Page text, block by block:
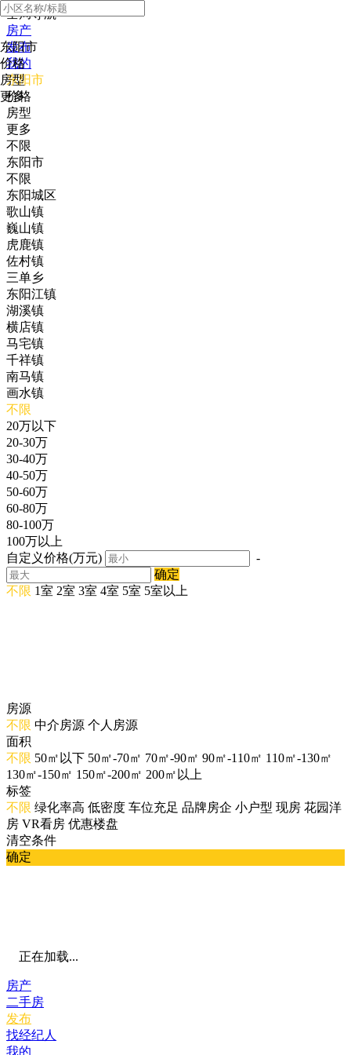
全局导航
房产
发布
我的
东阳市
价格
房型
更多
东阳市
价格
房型
更多
不限
东阳市
不限
东阳城区
歌山镇
巍山镇
虎鹿镇
佐村镇
三单乡
东阳江镇
湖溪镇
横店镇
马宅镇
千祥镇
南马镇
画水镇
不限
20万以下
20-30万
30-40万
40-50万
50-60万
60-80万
80-100万
100万以上
自定义价格(万元)
-
确定
不限 1室 2室 3室 4室 5室 5室以上
房源
不限 中介房源 个人房源
面积
不限 50㎡以下 50㎡-70㎡ 70㎡-90㎡ 90㎡-110㎡ 110㎡-130㎡
130㎡-150㎡ 150㎡-200㎡ 200㎡以上
标签
不限 绿化率高 低密度 车位充足 品牌房企 小户型 现房 花园洋
房 VR看房 优惠楼盘
清空条件
确定
正在加载...
房产
二手房
发布
找经纪人
我的